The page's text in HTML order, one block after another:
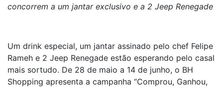
concorrem a um jantar exclusivo e a 2 Jeep Renegade
Um drink especial, um jantar assinado pelo chef Felipe
Rameh e 2 Jeep Renegade estão esperando pelo casal
mais sortudo. De 28 de maio a 14 de junho, o BH
Shopping apresenta a campanha “Comprou, Ganhou,